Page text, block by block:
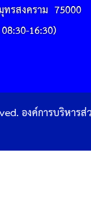
รสงคราม 75000
16:30)
องค์การบริหาร